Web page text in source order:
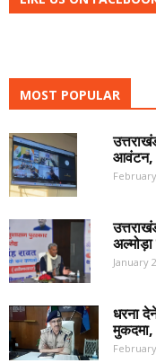
MOST POPULAR
आवंटन,
January
धरना